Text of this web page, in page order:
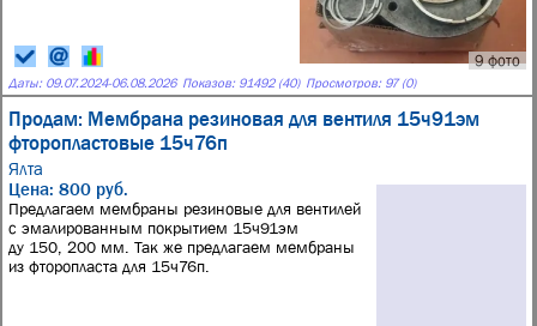
9 фото
Даты: 09.07.2024-06.08.2026 Показов: 91492 (40) Просмотров: 97 (0)
Продам: Мембрана резиновая для вентиля 15ч91эм
фторопластовые 15ч76п
Ялта
Цена: 800 руб.
Предлагаем мембраны резиновые для вентилей
с эмалированным покрытием 15ч91эм
ду 150, 200 мм. Так же предлагаем мембраны
из фторопласта для 15ч76п.